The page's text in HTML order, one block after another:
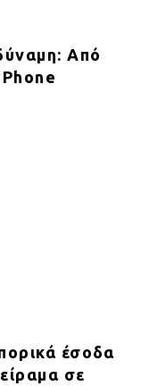
Από
έσοδα
σε